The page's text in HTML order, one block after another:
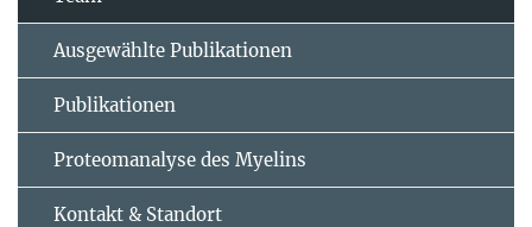
Ausgewählte Publikationen
Publikationen
Proteomanalyse des Myelins
Kontakt & Standort